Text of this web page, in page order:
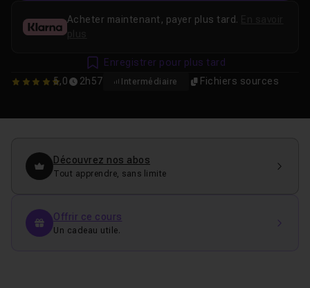
5 5,0 2h57 Intermédiaire Fichiers sources
Acheter maintenant, payer plus tard.
plus
Enregistrer pour plus tard
Découvrez nos abos
Tout apprendre, sans limite
Offrir ce cours
Un cadeau utile.